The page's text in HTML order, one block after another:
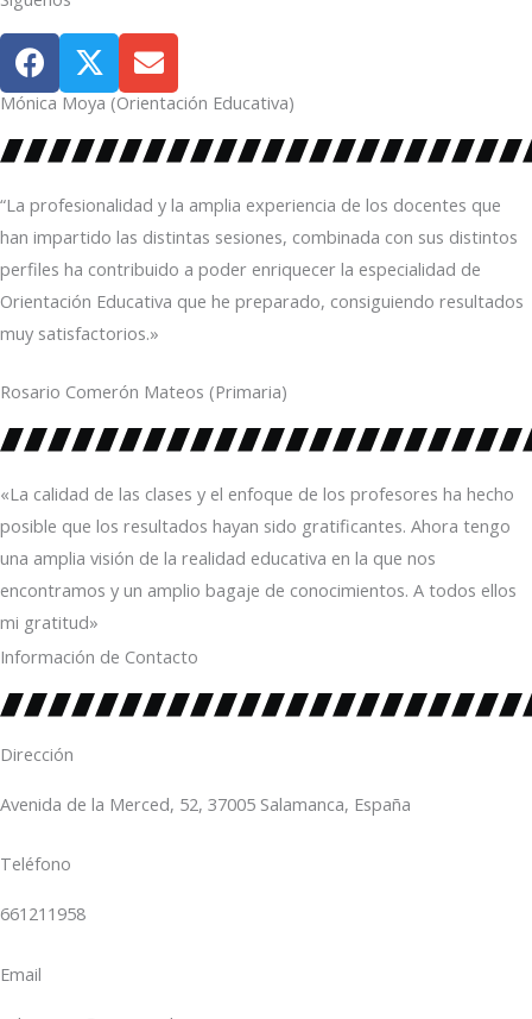
F
a
c
e
b
o
o
k
T
w
i
t
t
e
r
E
n
v
e
l
o
p
e
Mónica Moya (Orientación Educativa)
“La profesionalidad y la amplia experiencia de los docentes que
han impartido las distintas sesiones, combinada con sus distintos
perfiles ha contribuido a poder enriquecer la especialidad de
Orientación Educativa que he preparado, consiguiendo resultados
muy satisfactorios.»
Rosario Comerón Mateos (Primaria)
«La calidad de las clases y el enfoque de los profesores ha hecho
posible que los resultados hayan sido gratificantes. Ahora tengo
una amplia visión de la realidad educativa en la que nos
encontramos y un amplio bagaje de conocimientos. A todos ellos
mi gratitud»
Información de Contacto
Dirección
Avenida de la Merced, 52, 37005 Salamanca, España
Teléfono
661211958
Email